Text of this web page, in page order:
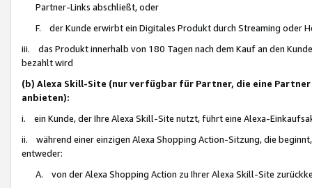
Partner-Links abschließt, oder
F. der Kunde erwirbt ein Digitales Produkt durch Streaming oder
iii. das Produkt innerhalb von 180 Tagen nach dem Kauf an den
bezahlt wird
(b) Alexa Skill-Site (nur verfügbar für Partner, die eine
anbieten):
i. ein Kunde, der Ihre Alexa Skill-Site nutzt, führt eine Alexa-
ii. während einer einzigen Alexa Shopping Action-Sitzung, die
entweder:
A. von der Alexa Shopping Action zu Ihrer Alexa Skill-Site